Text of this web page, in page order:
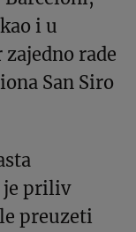
i u
rade
San Siro
je priliv
preuzeti